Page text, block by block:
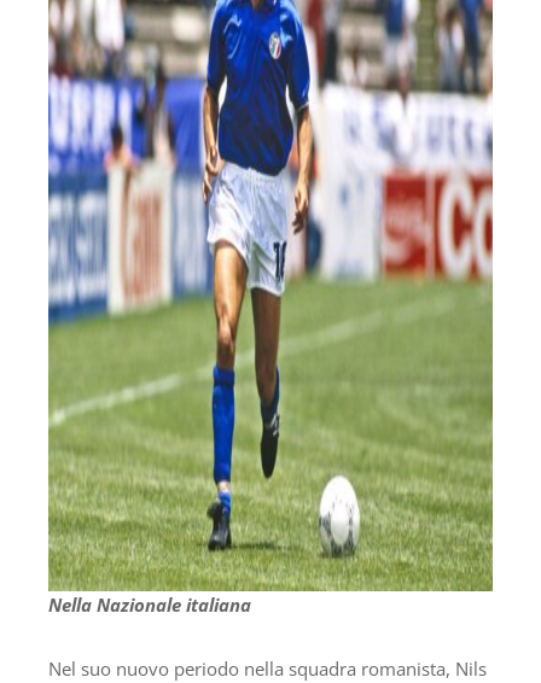
Nella Nazionale italiana
Nel suo nuovo periodo nella squadra romanista, Nils